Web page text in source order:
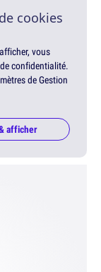
cookies
vous
confidentialité.
de Gestion
afficher